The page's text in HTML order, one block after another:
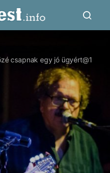
csapnak egy jó ügyért@1